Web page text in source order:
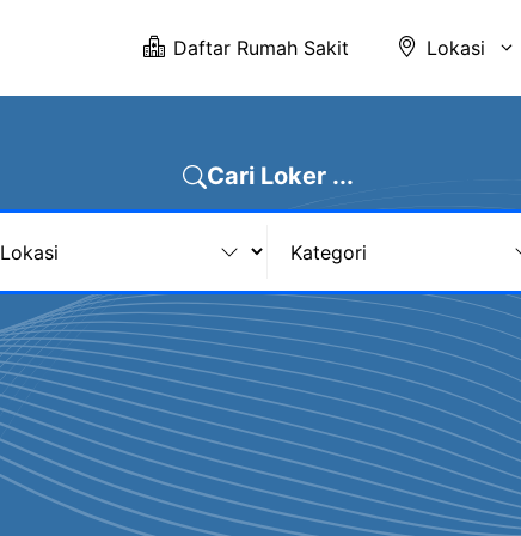
Daftar Rumah Sakit Lokasi
Cari Loker ...